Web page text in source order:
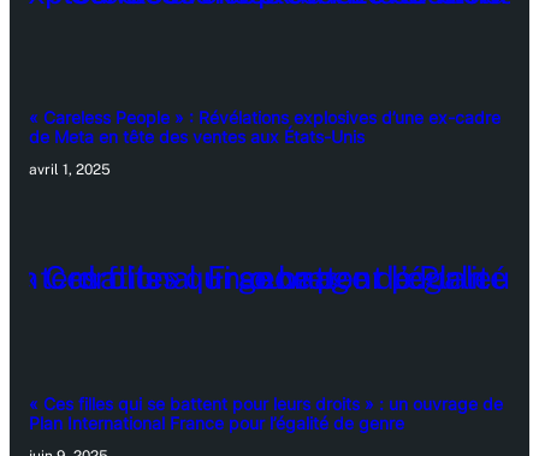
« Careless People » : Révélations explosives d’une ex-cadre
de Meta en tête des ventes aux États-Unis
avril 1, 2025
« Ces filles qui se battent pour leurs droits » : un ouvrage de
Plan International France pour l’égalité de genre